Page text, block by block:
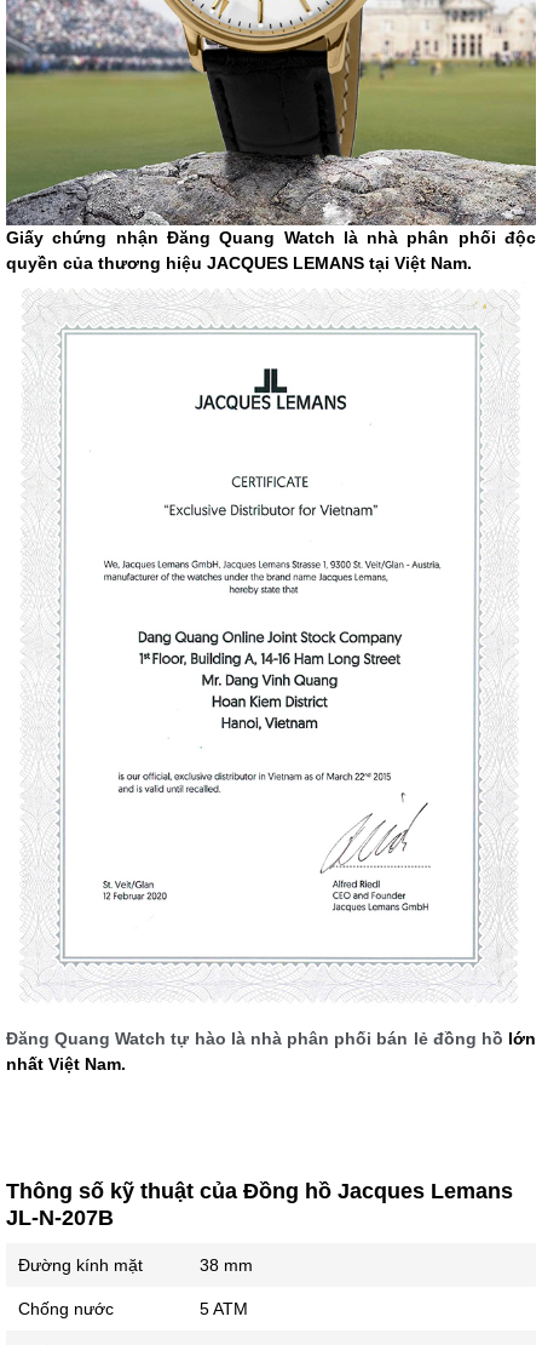
Giấy chứng nhận Đăng Quang Watch là nhà phân phối độc
quyền của thương hiệu JACQUES LEMANS tại Việt Nam.
Đăng Quang Watch tự hào là nhà phân phối bán lẻ đồng hồ lớn
nhất Việt Nam.
Thông số kỹ thuật của Đồng hồ Jacques Lemans
JL-N-207B
Đường kính mặt 38 mm
Chống nước 5 ATM